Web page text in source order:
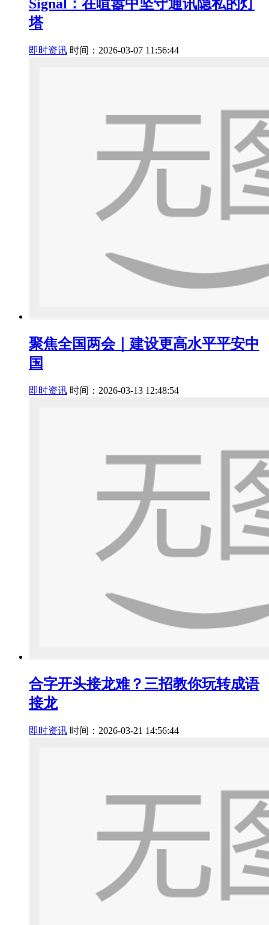
Signal：在喧嚣中坚守通讯隐私的灯
塔
即时资讯 时间：2026-03-07 11:56:44
聚焦全国两会｜建设更高水平平安中
国
即时资讯 时间：2026-03-13 12:48:54
合字开头接龙难？三招教你玩转成语
接龙
即时资讯 时间：2026-03-21 14:56:44